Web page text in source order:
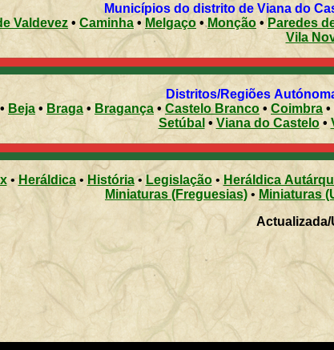
Municípios do distrito de
Valdevez • Caminha • Melgaço •Monção •Paredes
Vila
Distritos/
• Beja • Braga• Bragança • Castelo Branco • Coimbra •
Setúbal • Viana do Castelo•
•Heráldica• História • Legislação • Heráldica
Miniaturas (Freguesias) • Miniaturas
Actualizada/